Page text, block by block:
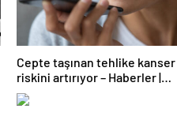
Cepte taşınan tehlike kanser
riskini artırıyor – Haberler |
Sağlık Haberleri